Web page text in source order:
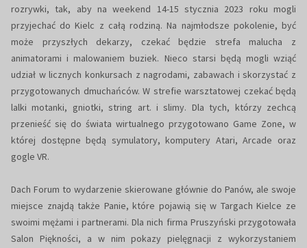
rozrywki, tak, aby na weekend 14-15 stycznia 2023 roku mogli
przyjechać do Kielc z całą rodziną. Na najmłodsze pokolenie, być
może przyszłych dekarzy, czekać będzie strefa malucha z
animatorami i malowaniem buziek. Nieco starsi będą mogli wziąć
udział w licznych konkursach z nagrodami, zabawach i skorzystać z
przygotowanych dmuchańców. W strefie warsztatowej czekać będą
lalki motanki, gniotki, string art. i slimy. Dla tych, którzy zechcą
przenieść się do świata wirtualnego przygotowano Game Zone, w
której dostępne będą symulatory, komputery Atari, Arcade oraz
gogle VR.
Dach Forum to wydarzenie skierowane głównie do Panów, ale swoje
miejsce znajdą także Panie, które pojawią się w Targach Kielce ze
swoimi mężami i partnerami. Dla nich firma Pruszyński przygotowała
Salon Piękności, a w nim pokazy pielęgnacji z wykorzystaniem